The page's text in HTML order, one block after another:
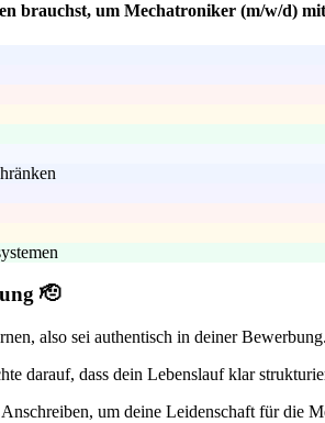
brauchst, um Mechatroniker (m/w/d)
🫡
also sei authentisch in deiner
darauf, dass dein Lebenslauf klar
um deine Leidenschaft für die